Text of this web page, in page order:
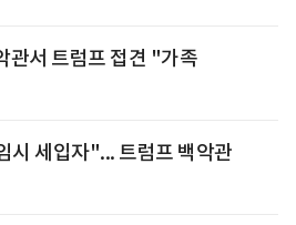
관서 트럼프 접견 "가족
시 세입자"... 트럼프 백악관